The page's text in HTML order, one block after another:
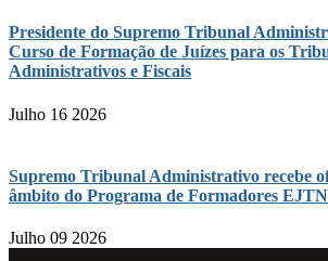
Presidente do Supremo Tribunal
Curso de Formação de Juízes para os
Administrativos e Fiscais
Julho 16 2026
Supremo Tribunal Administrativo recebe
âmbito do Programa de Formadores
Julho 09 2026